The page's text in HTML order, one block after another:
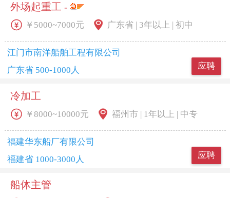
外场起重工 -
应聘
￥5000~7000元 广东省 | 3年以上 | 初中
江门市南洋船舶工程有限公司
广东省 500-1000人
冷加工
应聘
￥8000~10000元 福州市 | 1年以上 | 中专
福建华东船厂有限公司
福建省 1000-3000人
船体主管